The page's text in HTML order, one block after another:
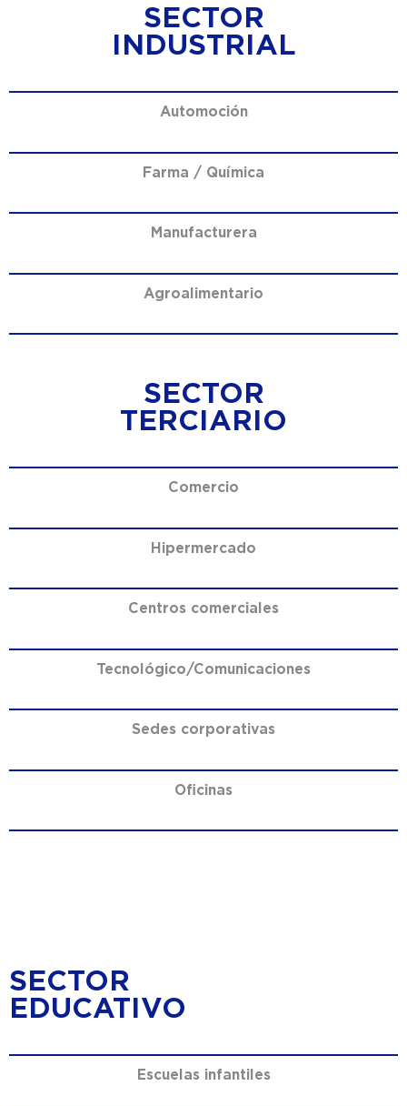
SECTOR
INDUSTRIAL
Automoción
Farma / Química
Manufacturera
Agroalimentario
SECTOR
TERCIARIO
Comercio
Hipermercado
Centros comerciales
Tecnológico/Comunicaciones
Sedes corporativas
Oficinas
SECTOR
EDUCATIVO
Escuelas infantiles